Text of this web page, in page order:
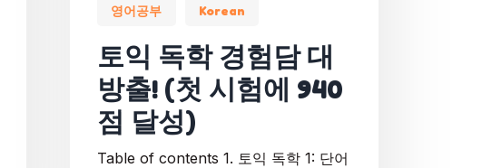
영어공부 Korean
토익 독학 경험담 대
방출! (첫 시험에 940
점 달성)
Table of contents 1. 토익 독학 1: 단어